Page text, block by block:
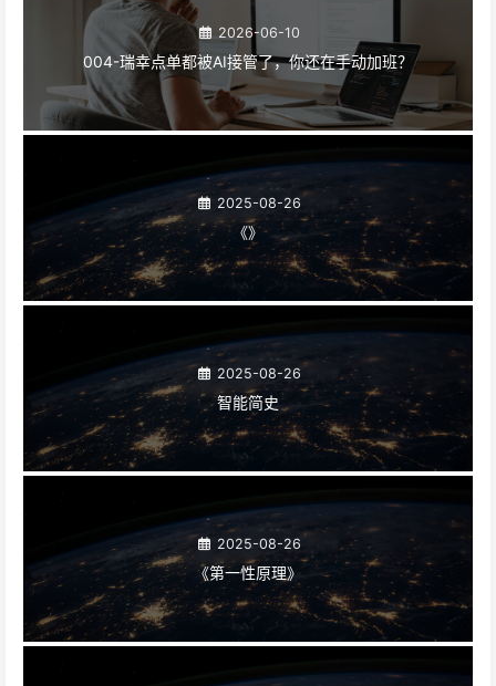
2026-06-10
004-瑞幸点单都被AI接管了，你还在手动加班？
2025-08-26
《》
2025-08-26
智能简史
2025-08-26
《第一性原理》